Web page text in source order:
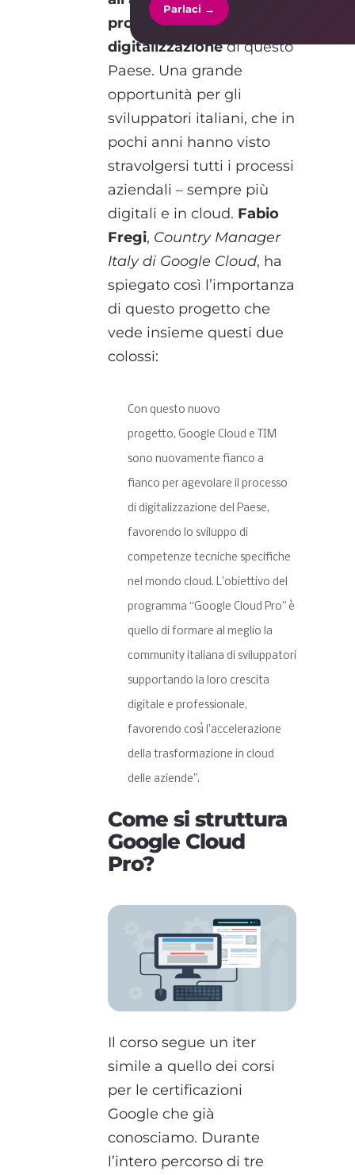
processi di
digitalizzazionedi questo
Paese. Una grande
opportunità per gli
sviluppatori italiani, che in
pochi anni hanno visto
stravolgersi tutti i processi
aziendali – sempre più
digitali e in cloud. Fabio
Fregi, Country Manager
Italy di Google Cloud, ha
spiegato così l’importanza
di questo progetto che
vede insieme questi due
colossi:
Con questo nuovo
progetto, Google Cloud e TIM
sono nuovamente fianco a
fianco per agevolare il processo
di digitalizzazione del Paese,
favorendo lo sviluppo di
competenze tecniche specifiche
nel mondo cloud. L’obiettivo del
programma “Google Cloud Pro” è
quello di formare al meglio la
community italiana di sviluppatori
supportando la loro crescita
digitale e professionale,
favorendo così l’accelerazione
della trasformazione in cloud
delle aziende”.
Come si struttura
Google Cloud
Pro?
Il corso segue un iter
simile a quello dei corsi
per le certificazioni
Google che già
conosciamo. Durante
l’intero percorso di tre
Parlaci →